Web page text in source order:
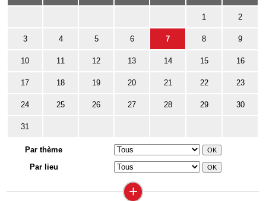
1 2
3 4 5 6 7 8 9
10 11 12 13 14 15 16
17 18 19 20 21 22 23
24 25 26 27 28 29 30
31
Par thème
Par lieu
+